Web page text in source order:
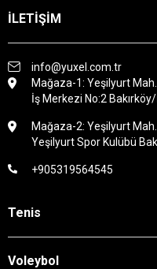
İLETİŞİM
info@yuxel.com.tr
Mağaza-1: Yeşilyurt
İş Merkezi No:2
Mağaza-2: Yeşilyurt
Yeşilyurt Spor Kulübü
+905319564545
Tenis
Voleybol